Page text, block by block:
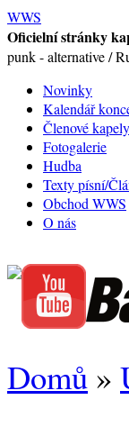
WWS
Oficielní stránky
punk - alternative /
Novinky
Kalendář
Členové
Fotogalerie
Hudba
Texty písní/
Obchod WWS
O nás
Domů »